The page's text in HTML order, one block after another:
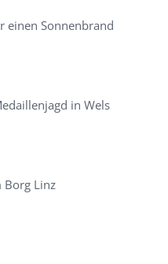
einen Sonnenbrand
in Wels
Borg Linz